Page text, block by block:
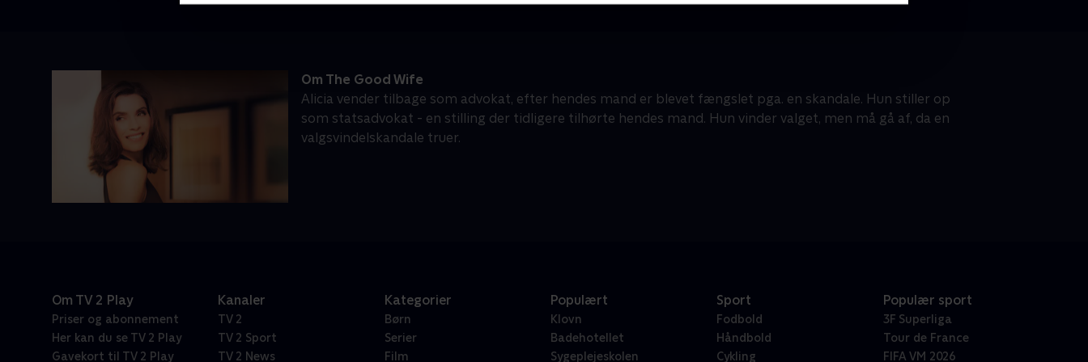
Om The Good Wife
Alicia vender tilbage som advokat, efter hendes mand er blevet fængslet pga. en skandale. Hun stiller op
som statsadvokat - en stilling der tidligere tilhørte hendes mand. Hun vinder valget, men må gå af, da en
valgsvindelskandale truer.
Om TV 2 Play
Priser og abonnement
Her kan du se TV 2 Play
Gavekort til TV 2 Play
Kanaler
TV 2
TV 2 Sport
TV 2 News
Kategorier
Børn
Serier
Film
Populært
Klovn
Badehotellet
Sygeplejeskolen
Sport
Fodbold
Håndbold
Cykling
Populær sport
3F Superliga
Tour de France
FIFA VM 2026